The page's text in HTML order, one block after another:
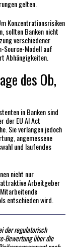
gelten.
Konzentrationsrisiken
sollten Banken nicht
verschiedener
Source-Modell auf
Abhängigkeiten.
des Ob,
in Banken sind
der EU AI Act
Sie verlangen jedoch
angemessene
und laufendes
nicht nur
Arbeitgeber
entschieden wird.
der regulatorisch
Bewertung über die